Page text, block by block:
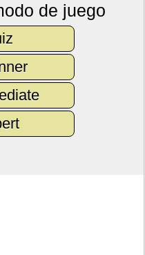
de juego